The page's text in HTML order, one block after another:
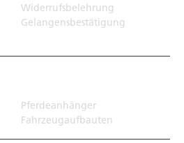
Widerrufsbelehrung
Gelangensbestätigung
Pferdeanhänger
Fahrzeugaufbauten